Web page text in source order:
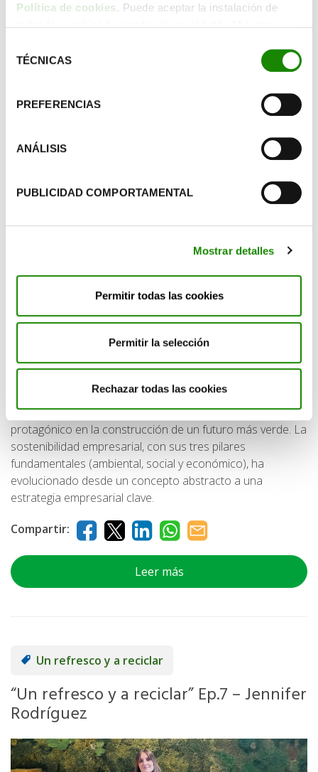
Política de cookies. Puede aceptar la instalación de
botón “Configurar cookies”, o rechazar su instalación,
TÉCNICAS
PREFERENCIAS
ANÁLISIS
PUBLICIDAD COMPORTAMENTAL
Mostrar detalles
Permitir todas las cookies
Permitir la selección
Rechazar todas las cookies
Sostenibilidad Empresarial: ¿Cómo
responsables y beneficios tangibles?
06/11/2024 | Publicado por Ecoembes
Desde que Naciones Unidas acuñó el término "desarrollo
sostenible" en 1987, las empresas han asumido un papel
protagónico en la construcción de un futuro más verde. La
sostenibilidad empresarial, con sus tres pilares
fundamentales (ambiental, social y económico), ha
evolucionado desde un concepto abstracto a una
estrategia empresarial clave.
Compartir:
Leer más
Un refresco y a reciclar
“Un refresco y a reciclar” Ep.7 – Jennifer
Rodríguez